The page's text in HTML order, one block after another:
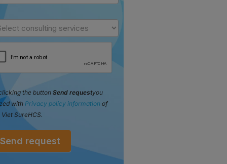
the buttonSend requestyou
with Privacy policy information of
SureHCS.
Send request